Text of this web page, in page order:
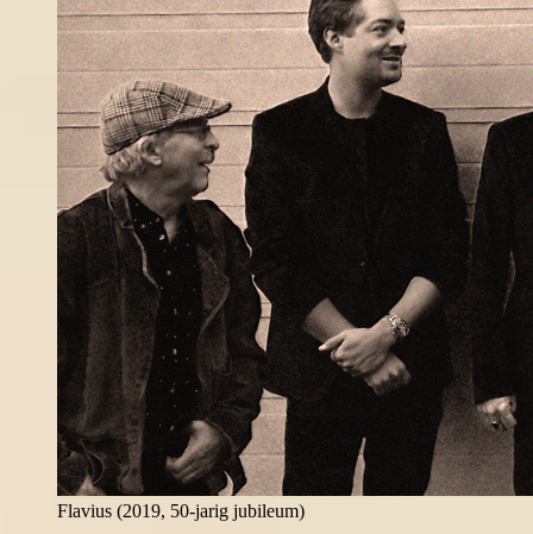
Flavius (2019, 50-jarig jubileum)